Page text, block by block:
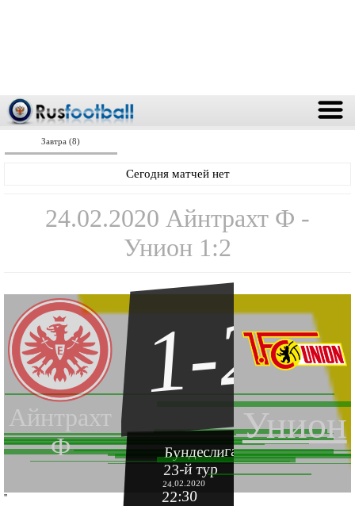
Завтра (8)
Сегодня матчей нет
24.02.2020 Айнтрахт Ф -
Унион 1:2
Айнтрахт
Ф
Унион
1-2
Бундеслига 1 2019-2020
23-й тур
24.02.2020
22:30
''